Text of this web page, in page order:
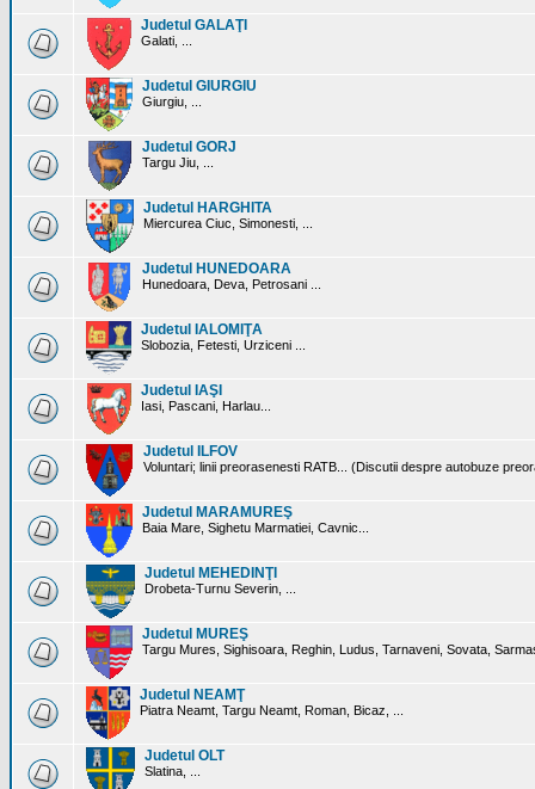
Judetul GALAŢI
Galati, ...
Judetul GIURGIU
Giurgiu, ...
Judetul GORJ
Targu Jiu, ...
Judetul HARGHITA
Miercurea Ciuc, Simonesti, ...
Judetul HUNEDOARA
Hunedoara, Deva, Petrosani ...
Judetul IALOMIŢA
Slobozia, Fetesti, Urziceni ...
Judetul IAŞI
Iasi, Pascani, Harlau...
Judetul ILFOV
Voluntari; linii preorasenesti RATB... (Discutii despre autobuze
Judetul MARAMUREŞ
Baia Mare, Sighetu Marmatiei, Cavnic...
Judetul MEHEDINŢI
Drobeta-Turnu Severin, ...
Judetul MUREŞ
Targu Mures, Sighisoara, Reghin, Ludus, Tarnaveni, Sovata,
Judetul NEAMŢ
Piatra Neamt, Targu Neamt, Roman, Bicaz, ...
Judetul OLT
Slatina, ...